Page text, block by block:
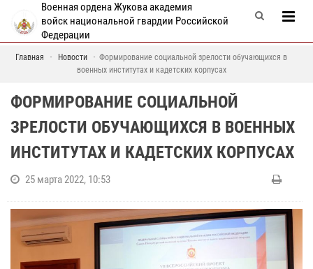
Военная ордена Жукова академия
войск национальной гвардии Российской
Федерации
Главная Новости
Формирование социальной зрелости обучающихся в
военных институтах и кадетских корпусах
ФОРМИРОВАНИЕ СОЦИАЛЬНОЙ
ЗРЕЛОСТИ ОБУЧАЮЩИХСЯ В ВОЕННЫХ
ИНСТИТУТАХ И КАДЕТСКИХ КОРПУСАХ
25 марта 2022, 10:53